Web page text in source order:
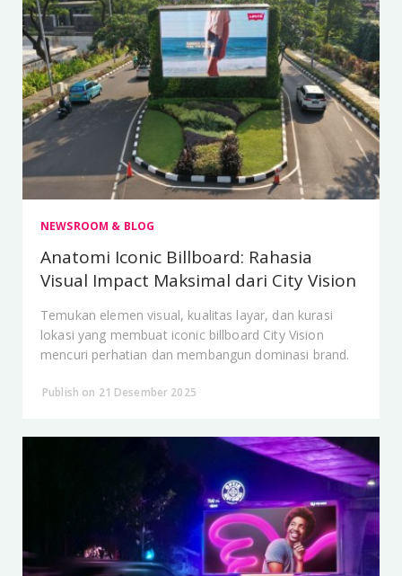
NEWSROOM & BLOG
Anatomi Iconic Billboard: Rahasia
Visual Impact Maksimal dari City Vision
Temukan elemen visual, kualitas layar, dan kurasi
lokasi yang membuat iconic billboard City Vision
mencuri perhatian dan membangun dominasi brand.
Publish on 21 Desember 2025